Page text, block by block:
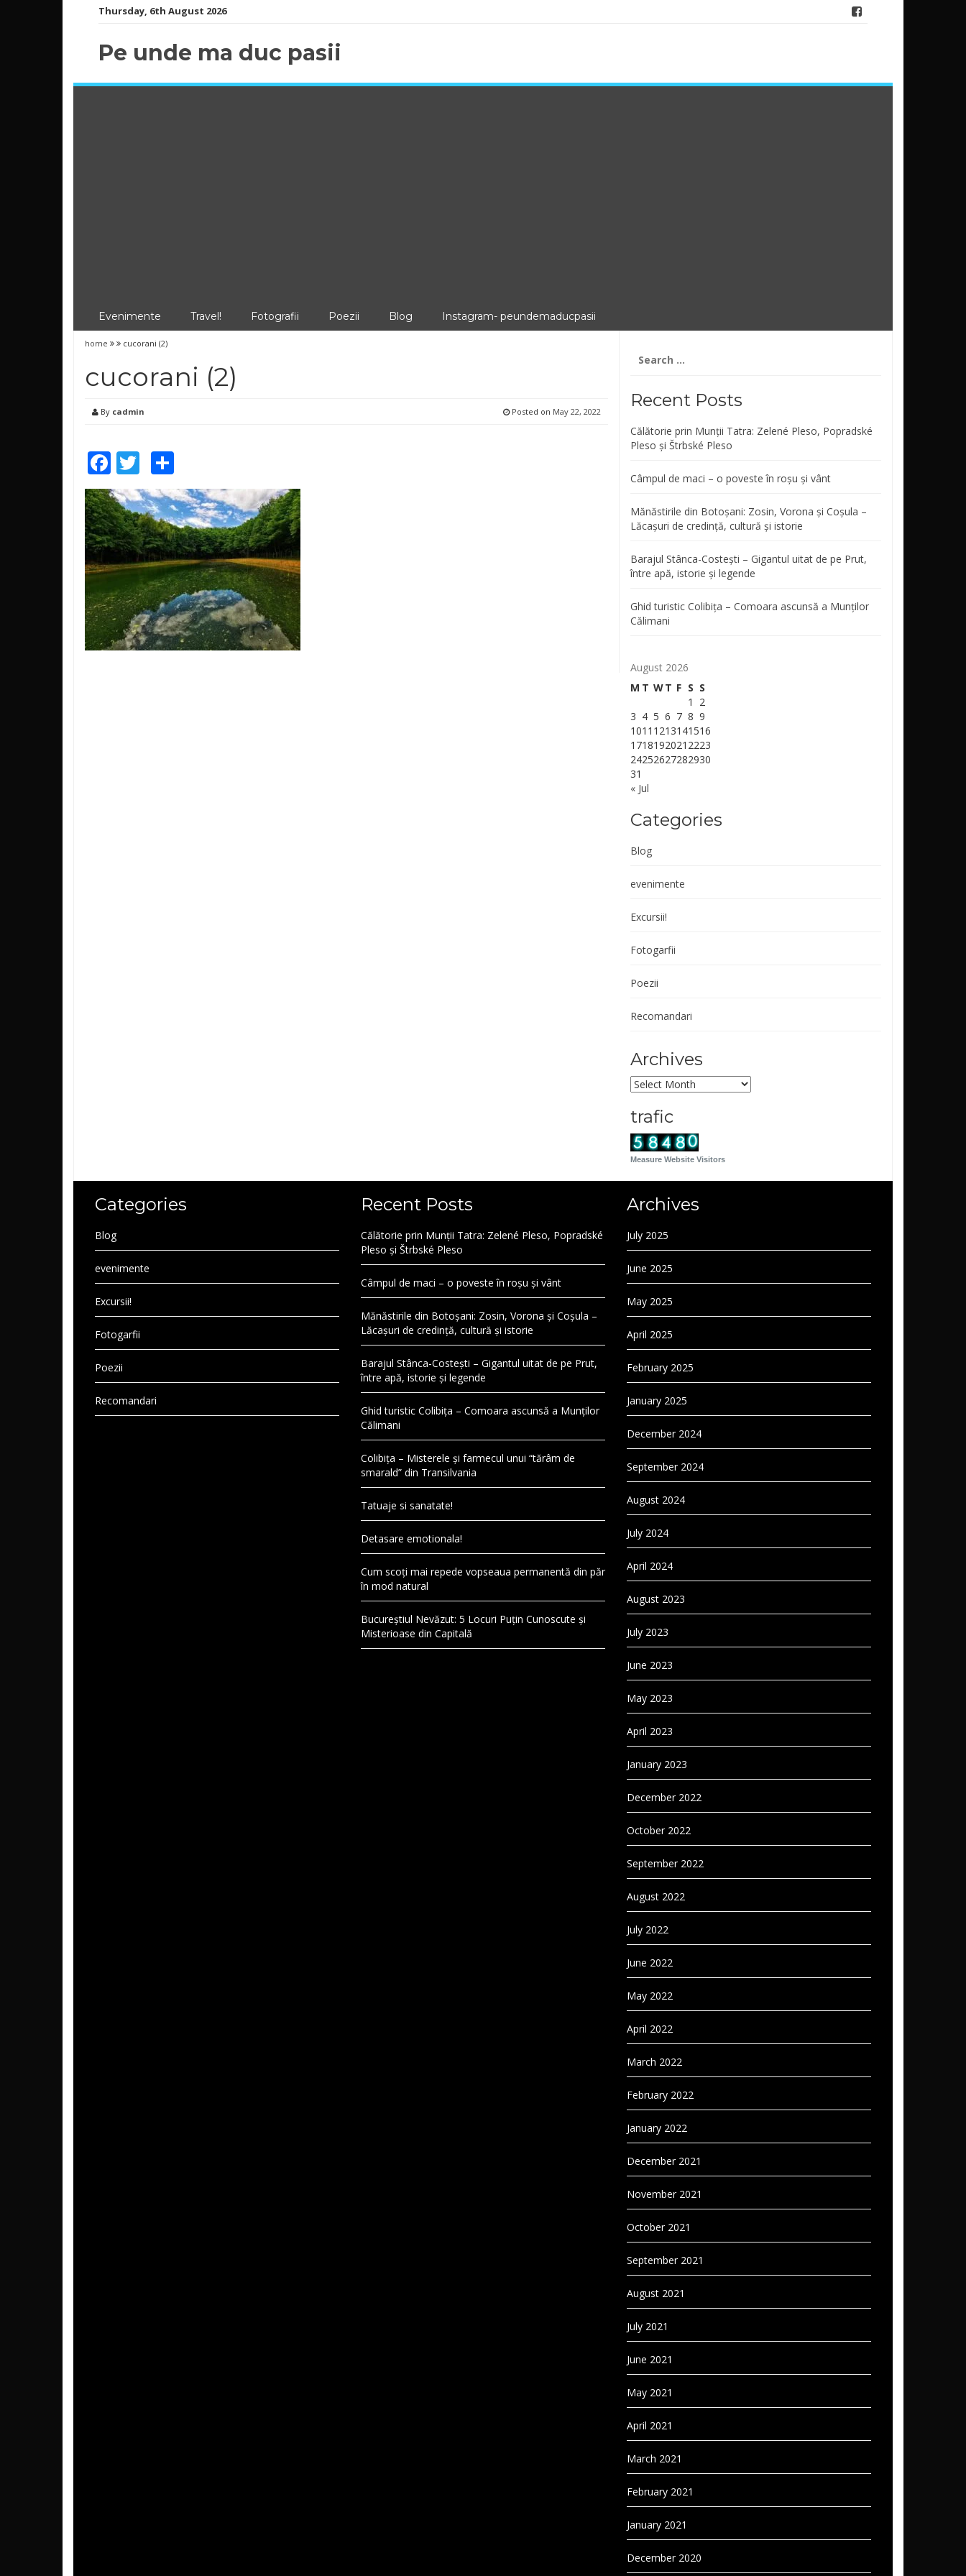
Thursday, 6th August 2026
Pe unde ma duc pasii
Evenimente Travel! Fotografii Poezii Blog Instagram- peundemaducpasii
home cucorani (2)
cucorani (2)
By cadmin Posted on May 22, 2022
Facebook
Twitter
for:
Recent Posts
Călătorie prin Munții Tatra: Zelené Pleso, Popradské
Pleso și Štrbské Pleso
Câmpul de maci – o poveste în roșu și vânt
Mănăstirile din Botoșani: Zosin, Vorona și Coșula –
Lăcașuri de credință, cultură și istorie
Barajul Stânca-Costești – Gigantul uitat de pe Prut,
între apă, istorie și legende
Ghid turistic Colibița – Comoara ascunsă a Munților
Călimani
August 2026
M T WT F S S
« Jul
1
2
3 4 5 6 7 8 9
1011 1213141516
1718192021 2223
24252627282930
31
Categories
Blog
evenimente
Excursii!
Fotogarfii
Poezii
Recomandari
Archives
Archives
trafic
Measure Website Visitors
Categories
Blog
evenimente
Excursii!
Fotogarfii
Poezii
Recomandari
Recent Posts
Călătorie prin Munții Tatra: Zelené Pleso, Popradské
Pleso și Štrbské Pleso
Câmpul de maci – o poveste în roșu și vânt
Mănăstirile din Botoșani: Zosin, Vorona și Coșula –
Lăcașuri de credință, cultură și istorie
Barajul Stânca-Costești – Gigantul uitat de pe Prut,
între apă, istorie și legende
Ghid turistic Colibița – Comoara ascunsă a Munților
Călimani
Colibița – Misterele și farmecul unui “tărâm de
smarald” din Transilvania
Tatuaje si sanatate!
Detasare emotionala!
Cum scoți mai repede vopseaua permanentă din păr
în mod natural
Bucureștiul Nevăzut: 5 Locuri Puțin Cunoscute și
Misterioase din Capitală
Archives
July 2025
June 2025
May 2025
April 2025
February 2025
January 2025
December 2024
September 2024
August 2024
July 2024
April 2024
August 2023
July 2023
June 2023
May 2023
April 2023
January 2023
December 2022
October 2022
September 2022
August 2022
July 2022
June 2022
May 2022
April 2022
March 2022
February 2022
January 2022
December 2021
November 2021
October 2021
September 2021
August 2021
July 2021
June 2021
May 2021
April 2021
March 2021
February 2021
January 2021
December 2020